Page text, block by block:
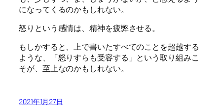
になってくるのかもしれない。
怒りという感情は、精神を疲弊させる。
もしかすると、上で書いたすべてのことを超越する
ような、「怒りすらも受容する」という取り組みこ
そが、至上なのかもしれない。
2021年1月27日